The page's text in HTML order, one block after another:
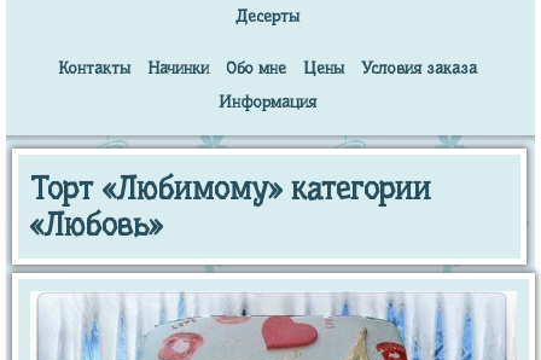
Десерты
Контакты Начинки Обо мне Цены
Условия заказа
Информация
Торт «Любимому» категории
«Любовь»